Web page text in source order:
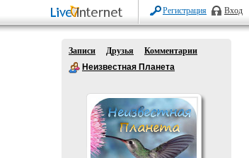
Регистрация Вход
Записи Друзья
Комментарии
Неизвестная Планета